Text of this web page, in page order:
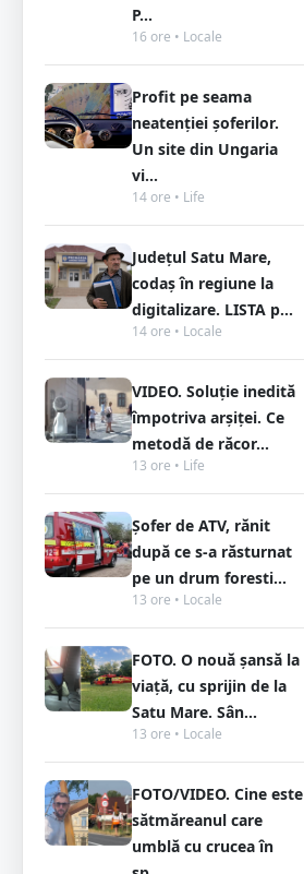
P...
16 ore • Locale
Profit pe seama
neatenției șoferilor.
Un site din Ungaria
vi...
14 ore • Life
Județul Satu Mare,
codaș în regiune la
digitalizare. LISTA p...
14 ore • Locale
VIDEO. Soluție inedită
împotriva arșiței. Ce
metodă de răcor...
13 ore • Life
Șofer de ATV, rănit
după ce s-a răsturnat
pe un drum foresti...
13 ore • Locale
FOTO. O nouă șansă la
viață, cu sprijin de la
Satu Mare. Sân...
13 ore • Locale
FOTO/VIDEO. Cine este
sătmăreanul care
umblă cu crucea în